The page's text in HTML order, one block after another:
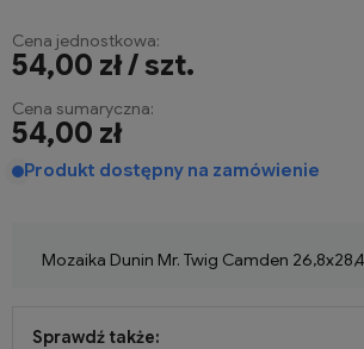
Cena jednostkowa:
54,00 zł / szt.
Cena sumaryczna:
54,00 zł
Produkt dostępny na zamówienie
Mozaika Dunin Mr. Twig Camden 26,8x28,4
Sprawdź także: